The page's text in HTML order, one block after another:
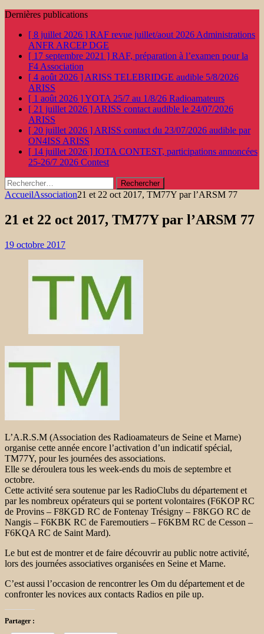
Dernières publications
[ 8 juillet 2026 ] RAF revue juillet/aout 2026 Administrations
ANFR ARCEP DGE
[ 17 septembre 2021 ] RAF, préparation à l’examen pour la
F4 Association
[ 4 août 2026 ] ARISS TELEBRIDGE audible 5/8/2026
ARISS
[ 1 août 2026 ]YOTA 25/7 au 1/8/26 Radioamateurs
[ 21 juillet 2026 ] ARISS contact audible le 24/07/2026
ARISS
[ 20 juillet 2026 ] ARISS contact du 23/07/2026 audible par
ON4ISS ARISS
[ 14 juillet 2026 ] IOTA CONTEST, participations annoncées
25-26/7 2026 Contest
Rechercher :
AccueilAssociation21 et 22 oct 2017, TM77Y par l’ARSM 77
21 et 22 oct 2017, TM77Y par l’ARSM 77
19 octobre 2017
L’A.R.S.M (Association des Radioamateurs de Seine et Marne)
organise cette année encore l’activation d’un indicatif spécial,
TM77Y, pour les journées des associations.
Elle se déroulera tous les week-ends du mois de septembre et
octobre.
Cette activité sera soutenue par les RadioClubs du département et
par les nombreux opérateurs qui se portent volontaires (F6KOP RC
de Provins – F8KGD RC de Fontenay Trésigny – F8KGO RC de
Nangis – F6KBK RC de Faremoutiers – F6KBM RC de Cesson –
F6KQA RC de Saint Mard).
Le but est de montrer et de faire découvrir au public notre activité,
lors des journées associatives organisées en Seine et Marne.
C’est aussi l’occasion de rencontrer les Om du département et de
confronter les novices aux contacts Radios en pile up.
Partager :